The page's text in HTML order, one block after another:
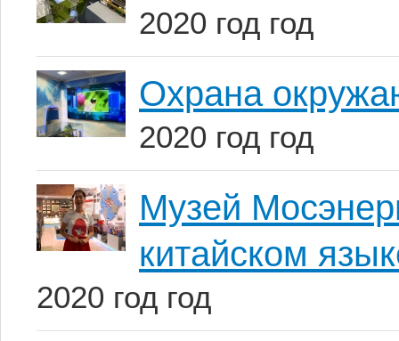
2020 год год
Охрана
2020 год год
Музей
китайском
2020 год год